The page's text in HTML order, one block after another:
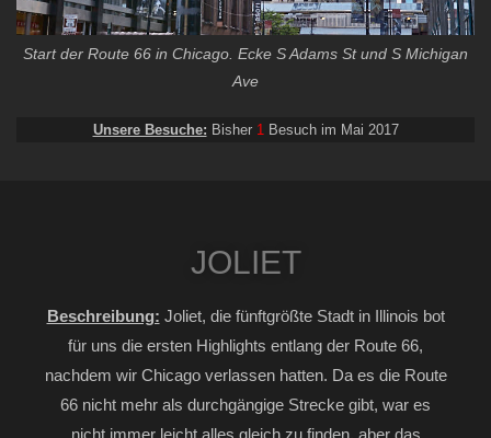
Start der Route 66 in Chicago. Ecke S Adams St und S Michigan
Ave
Unsere Besuche: Bisher 1 Besuch im Mai 2017
JOLIET
Beschreibung: Joliet, die fünftgrößte Stadt in Illinois bot
für uns die ersten Highlights entlang der Route 66,
nachdem wir Chicago verlassen hatten. Da es die Route
66 nicht mehr als durchgängige Strecke gibt, war es
nicht immer leicht alles gleich zu finden, aber das